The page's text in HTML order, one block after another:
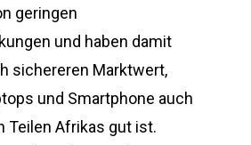
geringen
und haben damit
sichereren Marktwert,
und Smartphone auch
Teilen Afrikas gut ist.